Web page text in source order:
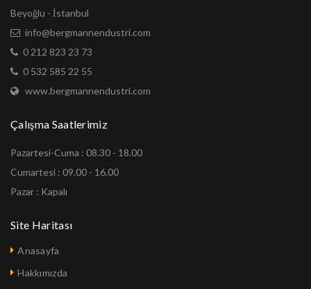
Beyoğlu - İstanbul
info@bergmannendustri.com
0 212 823 23 73
0 532 585 22 55
www.bergmannendustri.com
Çalışma Saatlerimiz
Pazartesi-Cuma : 08.30 - 18.00
Cumartesi : 09.00 - 16.00
Pazar : Kapalı
Site Haritası
Anasayfa
Hakkımızda